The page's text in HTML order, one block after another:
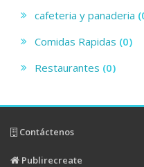
cafeteria y panaderia
Comidas Rapidas
(0)
Restaurantes
(0)
Contáctenos
Publirecreate